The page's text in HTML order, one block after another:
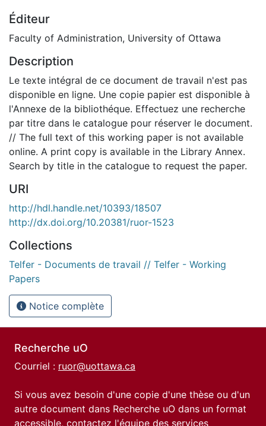
Éditeur
Faculty of Administration, University of Ottawa
Description
Le texte intégral de ce document de travail n'est pas
disponible en ligne. Une copie papier est disponible à
l'Annexe de la bibliothéque. Effectuez une recherche
par titre dans le catalogue pour réserver le document.
// The full text of this working paper is not available
online. A print copy is available in the Library Annex.
Search by title in the catalogue to request the paper.
URI
http://hdl.handle.net/10393/18507
http://dx.doi.org/10.20381/ruor-1523
Collections
Telfer - Documents de travail // Telfer - Working
Papers
Notice complète
Recherche uO
Courriel : ruor@uottawa.ca
Si vous avez besoin d'une copie d'une thèse ou d'un
autre document dans Recherche uO dans un format
accessible, contactez l'équipe des services